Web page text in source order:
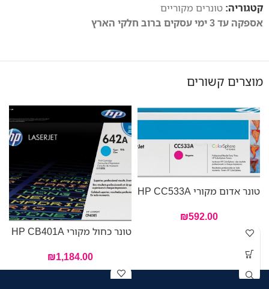
קטגוריה: טונרים מקוריים
אספקה עד 3 ימי עסקים ברוב חלקי הארץ
מוצרים קשורים
טונר אדום מקורי HP CC533A
₪592.00
טונר כחול מקורי HP CB401A
₪1,184.00